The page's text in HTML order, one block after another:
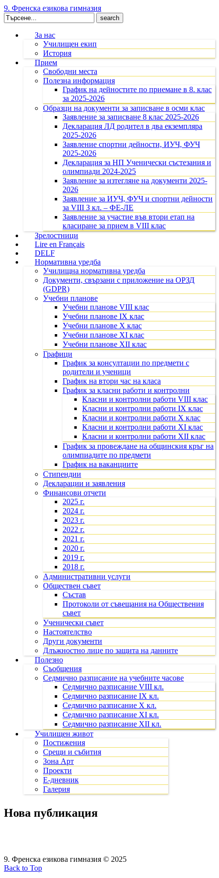
9. Френска езикова гимназия
Search
for:
За нас
Училищен екип
История
Прием
Свободни места
Полезна информация
График на дейностите по приемане в 8. клас
за 2025-2026
Образци на документи за записване в осми клас
Заявление за записване 8 клас 2025-2026
Декларация ЛД родител в два екземпляра
2025-2026
Заявление спортни дейности, ИУЧ, ФУЧ
2025-2026
Декларация за НП Ученически състезания и
олимпиади 2024-2025
Заявление за изтегляне на документи 2025-
2026
Заявление за ИУЧ, ФУЧ и спортни дейности
за VIII З кл. – ФЕ-ЛЕ
Заявление за участие във втори етап на
класиране за прием в VIII клас
Зрелостници
Lire en Français
DELF
Нормативна уредба
Училищна нормативна уредба
Документи, свързани с приложение на ОРЗД
(GDPR)
Учебни планове
Учебни планове VIII клас
Учебни планове IX клас
Учебни планове X клас
Учебни планове XI клас
Учебни планове XII клас
Графици
График за консултации по предмети с
родители и ученици
График на втори час на класа
График за класни работи и контролни
Класни и контролни работи VIII клас
Класни и контролни работи IX клас
Класни и контролни работи X клас
Класни и контролни работи XI клас
Класни и контролни работи XII клас
График за провеждане на общинския кръг на
олимпиадите по предмети
График на ваканциите
Стипендии
Декларации и заявления
Финансови отчети
2025 г.
2024 г.
2023 г.
2022 г.
2021 г.
2020 г.
2019 г.
2018 г.
Административни услуги
Обществен съвет
Състав
Протоколи от съвещания на Обществения
съвет
Ученически съвет
Настоятелство
Други документи
Длъжностно лице по защита на данните
Полезно
Съобщения
Седмично разписание на учебните часове
Седмично разписание VIII кл.
Седмично разписание IX кл.
Седмично разписание X кл.
Седмично разписание XI кл.
Седмично разписание XII кл.
Училищен живот
Постижения
Срещи и събития
Зона Арт
Проекти
Е-дневник
Галерия
Нова публикация
9. Френска езикова гимназия © 2025
Back to Top